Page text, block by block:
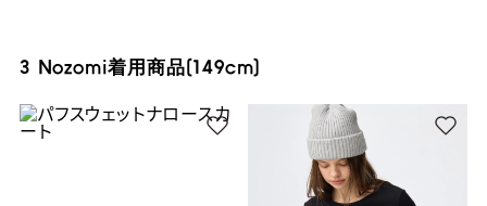
3 Nozomi着用商品(149cm)